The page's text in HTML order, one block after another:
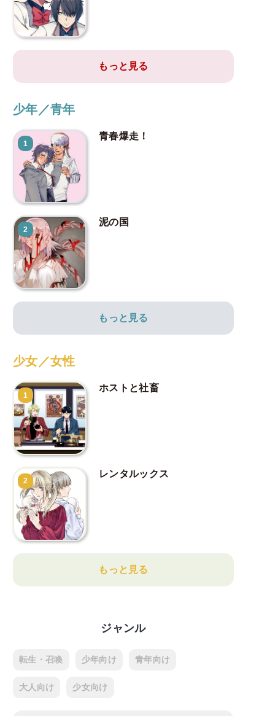
もっと見る
少年／青年
1
青春爆走！
2
泥の国
もっと見る
少女／女性
1
ホストと社畜
2
レンタルックス
もっと見る
ジャンル
転生・召喚 少年向け 青年向け
大人向け 少女向け